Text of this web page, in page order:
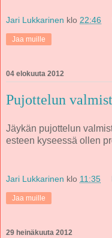
Jari Lukkarinen klo 22:46
Jaa muille
04 elokuuta 2012
Pujottelun
Jäykän pujottelun
esteen kyseessä ollen
Jari Lukkarinen klo 11:35
Jaa muille
29 heinäkuuta 2012